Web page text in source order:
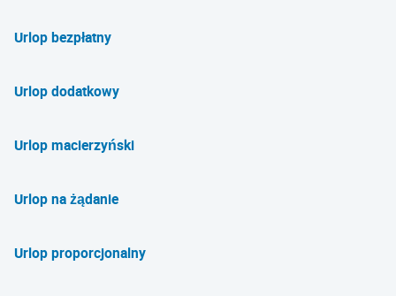
Urlop bezpłatny
Urlop dodatkowy
Urlop macierzyński
Urlop na żądanie
Urlop proporcjonalny